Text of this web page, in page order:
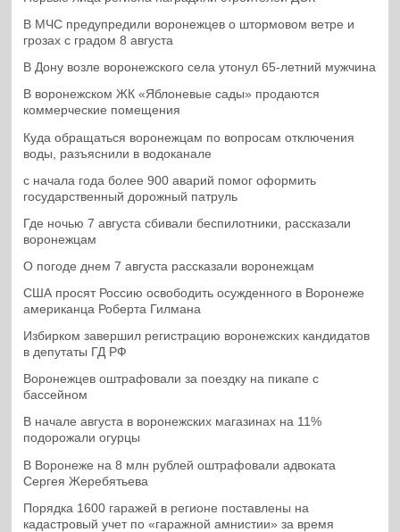
В МЧС предупредили воронежцев о штормовом ветре и
грозах с градом 8 августа
В Дону возле воронежского села утонул 65-летний мужчина
В воронежском ЖК «Яблоневые сады» продаются
коммерческие помещения
Куда обращаться воронежцам по вопросам отключения
воды, разъяснили в водоканале
с начала года более 900 аварий помог оформить
государственный дорожный патруль
Где ночью 7 августа сбивали беспилотники, рассказали
воронежцам
О погоде днем 7 августа рассказали воронежцам
США просят Россию освободить осужденного в Воронеже
американца Роберта Гилмана
Избирком завершил регистрацию воронежских кандидатов
в депутаты ГД РФ
Воронежцев оштрафовали за поездку на пикапе с
бассейном
В начале августа в воронежских магазинах на 11%
подорожали огурцы
В Воронеже на 8 млн рублей оштрафовали адвоката
Сергея Жеребятьева
Порядка 1600 гаражей в регионе поставлены на
кадастровый учет по «гаражной амнистии» за время